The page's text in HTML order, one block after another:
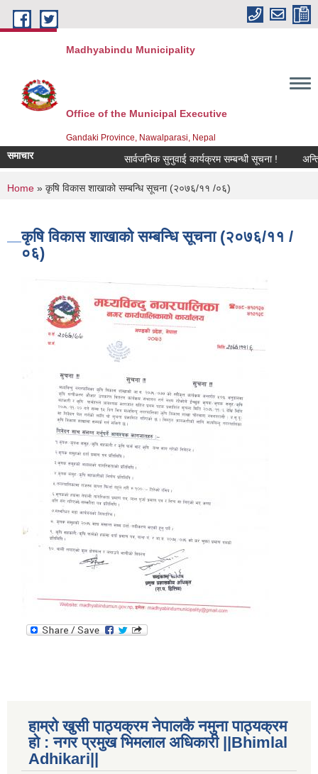
Skip to main content
Madhyabindu Municipality
Office of the Municipal Executive
Gandaki Province, Nawalparasi, Nepal
समाचार सार्वजनिक सुनुवाई कार्यक्रम सम्बन्धी सूचना ! अन्तिम
You are here
Home » कृषि विकास शाखाको सम्बन्धि सूचना (२०७६/११ /०६)
कृषि विकास शाखाको सम्बन्धि सूचना (२०७६/११ /
०६)
हाम्रो खुसी पाठ्यक्रम नेपालकै नमुना पाठ्यक्रम
हो : नगर प्रमुख भिमलाल अधिकारी ||Bhimlal
Adhikari||